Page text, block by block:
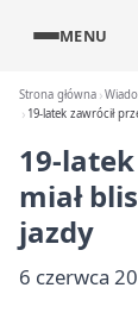
MENU
Strona główna
19-latek zawrócił
19-
miał
jazdy
6 czerwca